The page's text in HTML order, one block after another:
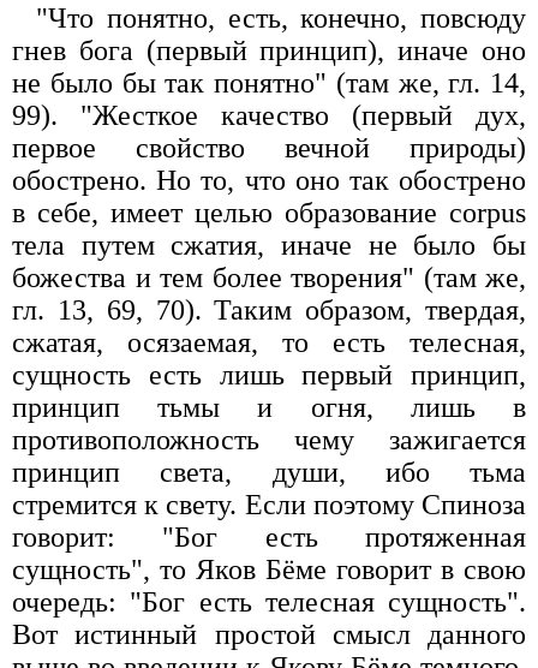
"Что понятно, есть, конечно, повсюду
гнев бога (первый принцип), иначе оно
не было бы так понятно" (там же, гл. 14,
99). "Жесткое качество (первый дух,
первое свойство вечной природы)
обострено. Но то, что оно так обострено
в себе, имеет целью образование corpus
тела путем сжатия, иначе не было бы
божества и тем более творения" (там же,
гл. 13, 69, 70). Таким образом, твердая,
сжатая, осязаемая, то есть телесная,
сущность есть лишь первый принцип,
принцип тьмы и огня, лишь в
противоположность чему зажигается
принцип света, души, ибо тьма
стремится к свету. Если поэтому Спиноза
говорит: "Бог есть протяженная
сущность", то Яков Бёме говорит в свою
очередь: "Бог есть телесная сущность".
Вот истинный простой смысл данного